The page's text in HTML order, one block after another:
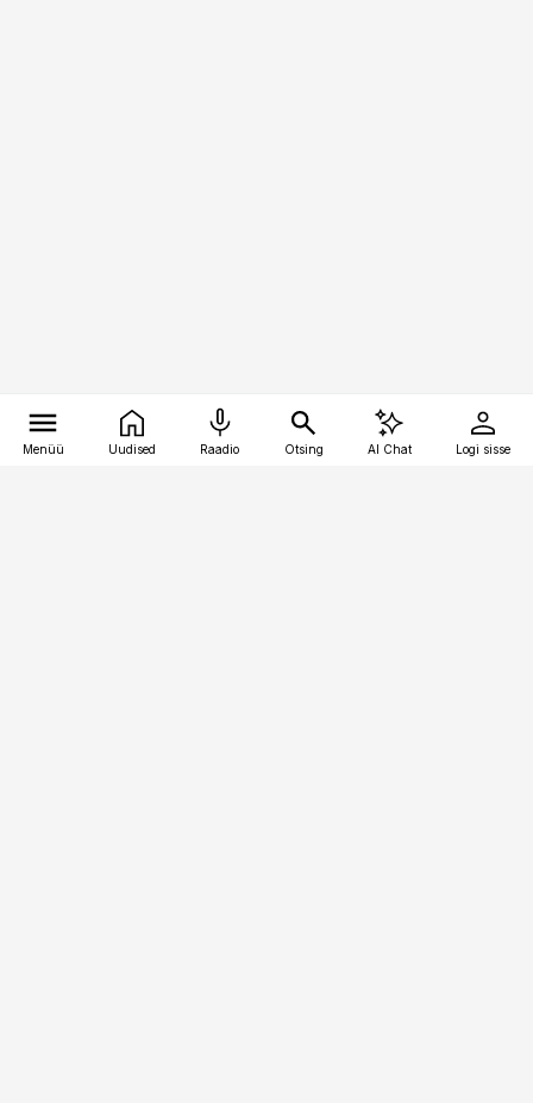
Menüü Uudised Raadio Otsing AI Chat Logi sisse